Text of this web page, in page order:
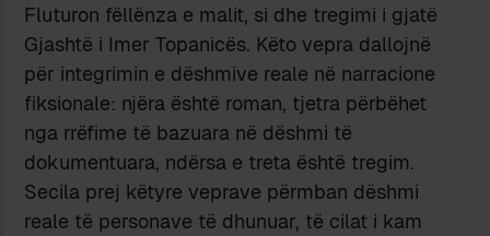
Fluturon fëllënza e malit, si dhe tregimi i gjatë
Gjashtë i Imer Topanicës. Këto vepra dallojnë
për integrimin e dëshmive reale në narracione
fiksionale: njëra është roman, tjetra përbëhet
nga rrëfime të bazuara në dëshmi të
dokumentuara, ndërsa e treta është tregim.
Secila prej këtyre veprave përmban dëshmi
reale të personave të dhunuar, të cilat i kam